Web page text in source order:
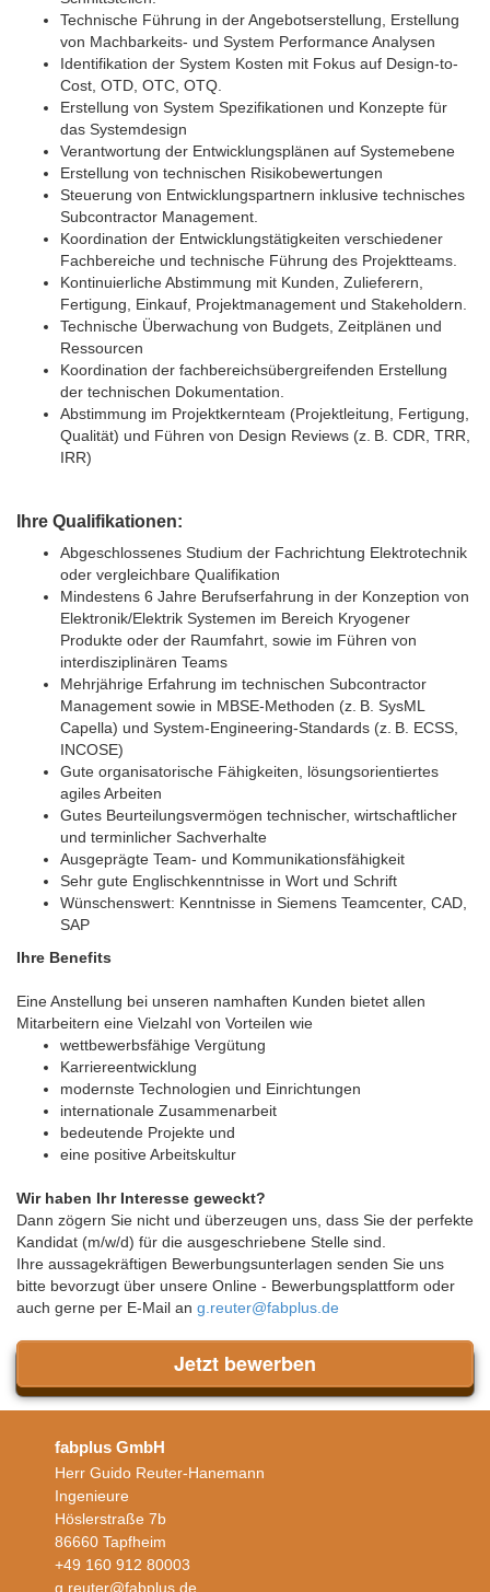
Technische Führung in der Angebotserstellung, Erstellung
von Machbarkeits- und System Performance Analysen
Identifikation der System Kosten mit Fokus auf Design-to-
Cost, OTD, OTC, OTQ.
Erstellung von System Spezifikationen und Konzepte für
das Systemdesign
Verantwortung der Entwicklungsplänen auf Systemebene
Erstellung von technischen Risikobewertungen
Steuerung von Entwicklungspartnern inklusive technisches
Subcontractor Management.
Koordination der Entwicklungstätigkeiten verschiedener
Fachbereiche und technische Führung des Projektteams.
Kontinuierliche Abstimmung mit Kunden, Zulieferern,
Fertigung, Einkauf, Projektmanagement und Stakeholdern.
Technische Überwachung von Budgets, Zeitplänen und
Ressourcen
Koordination der fachbereichsübergreifenden Erstellung
der technischen Dokumentation.
Abstimmung im Projektkernteam (Projektleitung, Fertigung,
Qualität) und Führen von Design Reviews (z. B. CDR, TRR,
IRR)
Ihre Qualifikationen:
Abgeschlossenes Studium der Fachrichtung Elektrotechnik
oder vergleichbare Qualifikation
Mindestens 6 Jahre Berufserfahrung in der Konzeption von
Elektronik/Elektrik Systemen im Bereich Kryogener
Produkte oder der Raumfahrt, sowie im Führen von
interdisziplinären Teams
Mehrjährige Erfahrung im technischen Subcontractor
Management sowie in MBSE-Methoden (z. B. SysML
Capella) und System-Engineering-Standards (z. B. ECSS,
INCOSE)
Gute organisatorische Fähigkeiten, lösungsorientiertes
agiles Arbeiten
Gutes Beurteilungsvermögen technischer, wirtschaftlicher
und terminlicher Sachverhalte
Ausgeprägte Team- und Kommunikationsfähigkeit
Sehr gute Englischkenntnisse in Wort und Schrift
Wünschenswert: Kenntnisse in Siemens Teamcenter, CAD,
SAP
Ihre Benefits
Eine Anstellung bei unseren namhaften Kunden bietet allen
Mitarbeitern eine Vielzahl von Vorteilen wie
wettbewerbsfähige Vergütung
Karriereentwicklung
modernste Technologien und Einrichtungen
internationale Zusammenarbeit
bedeutende Projekte und
eine positive Arbeitskultur
Wir haben Ihr Interesse geweckt?
Dann zögern Sie nicht und überzeugen uns, dass Sie der perfekte
Kandidat (m/w/d) für die ausgeschriebene Stelle sind.
Ihre aussagekräftigen Bewerbungsunterlagen senden Sie uns
bitte bevorzugt über unsere Online - Bewerbungsplattform oder
auch gerne per E-Mail an g.reuter@fabplus.de
Jetzt bewerben
fabplus GmbH
Herr Guido Reuter-Hanemann
Ingenieure
Höslerstraße 7b
86660 Tapfheim
+49 160 912 80003
g.reuter@fabplus.de